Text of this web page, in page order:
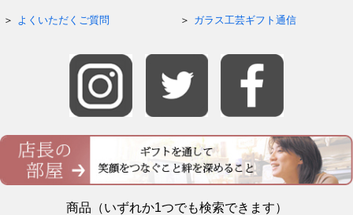
よくいただくご質問 ガラス工芸ギフト通信
商品（いずれか1つでも検索できます）